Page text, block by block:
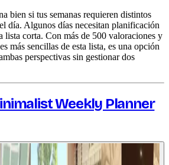
bien si tus semanas requieren distintos
día. Algunos días necesitan planificación
lista corta. Con más de 500 valoraciones y
más sencillas de esta lista, es una opción
perspectivas sin gestionar dos
Weekly Planner